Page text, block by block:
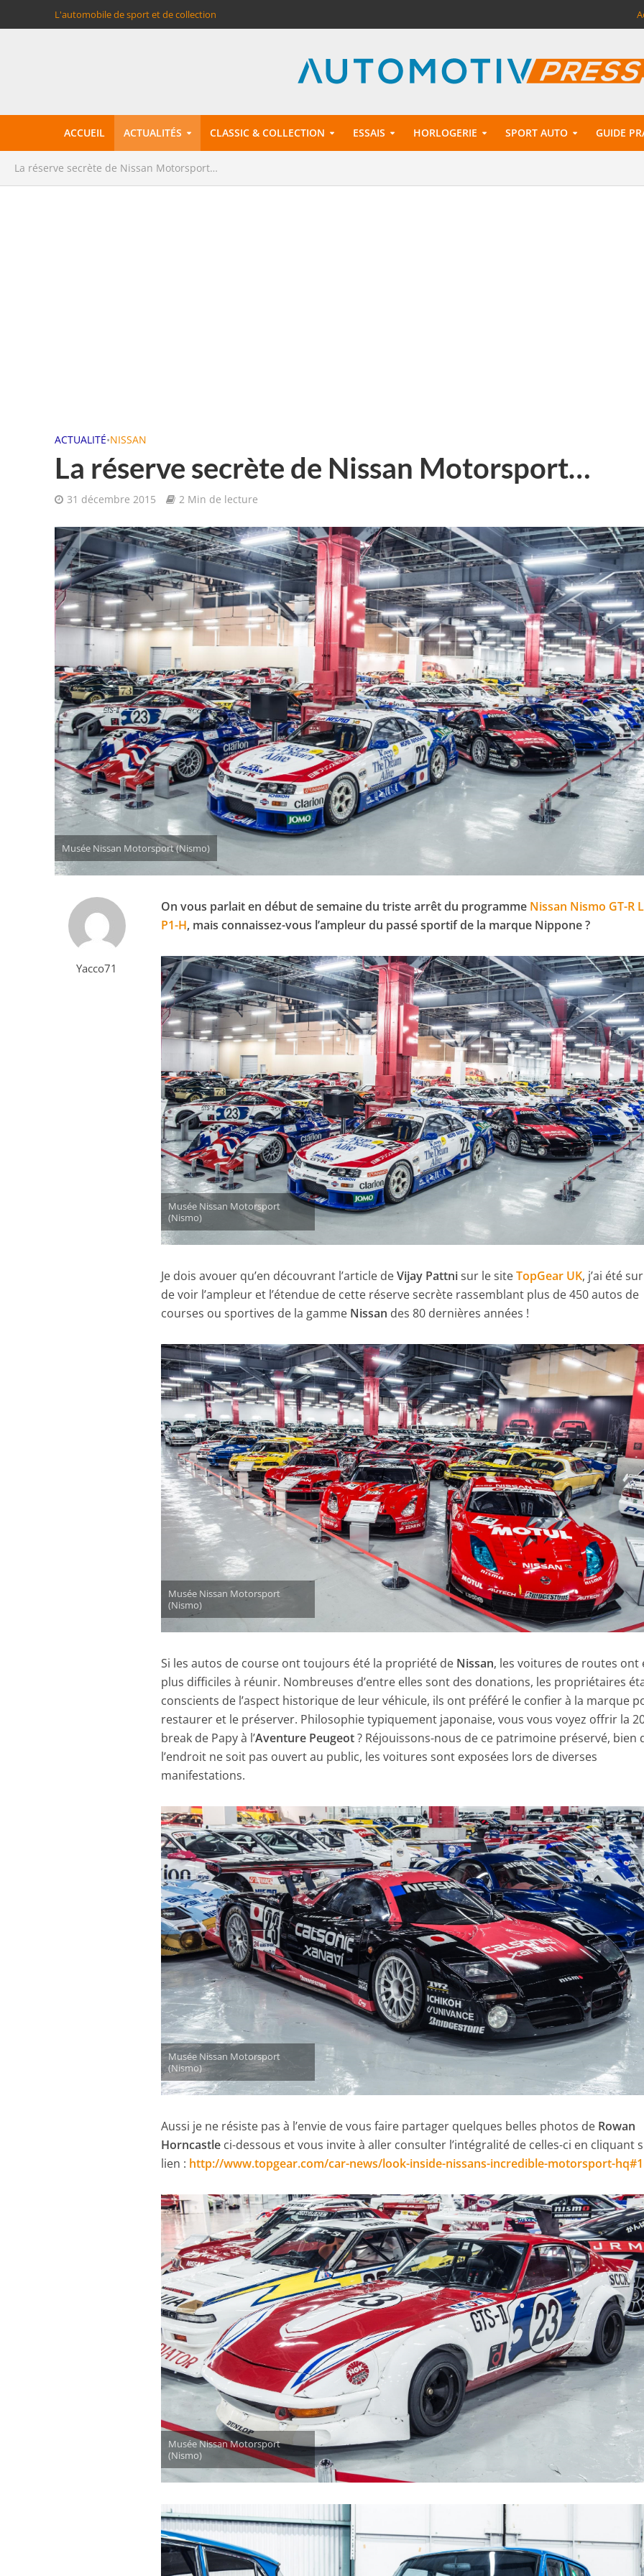
L'automobile de sport et de collection
ACCUEIL ACTUALITÉS CLASSIC & COLLECTION ESSAIS HORLOGERIE SPORT AUTO GUIDE
La réserve secrète de Nissan Motorsport…
ACTUALITÉ•NISSAN
La réserve secrète de Nissan Motorsport…
31 décembre 2015 2 Min de lecture
Musée Nissan Motorsport (Nismo)
Yacco71
On vous parlait en début de semaine du triste arrêt du programme Nissan Nismo GT-R
P1-H, mais connaissez-vous l’ampleur du passé sportif de la marque Nippone ?
Musée Nissan Motorsport
(Nismo)
Je dois avouer qu’en découvrant l’article deVijay Pattnisur le siteTopGear UK, j’ai été
de voir l’ampleur et l’étendue de cette réserve secrète rassemblant plus de 450 autos de
courses ou sportives de la gamme Nissan des 80 dernières années !
Musée Nissan Motorsport
(Nismo)
Si les autos de course ont toujours été la propriété de Nissan, les voitures de routes ont
plus difficiles à réunir. Nombreuses d’entre elles sont des donations, les propriétaires
conscients de l’aspect historique de leur véhicule, ils ont préféré le confier à la marque
restaurer et le préserver. Philosophie typiquement japonaise, vous vous voyez offrir la
break de Papy à l’Aventure Peugeot? Réjouissons-nous de ce patrimoine préservé, bien
l’endroit ne soit pas ouvert au public, les voitures sont exposées lors de diverses
manifestations.
Musée Nissan Motorsport
(Nismo)
Aussi je ne résiste pas à l’envie de vous faire partager quelques belles photos de Rowan
Horncastle ci-dessous et vous invite à aller consulter l’intégralité de celles-ci en cliquant
lien : http://www.topgear.com/car-news/look-inside-nissans-incredible-motorsport-hq#1
Musée Nissan Motorsport
(Nismo)